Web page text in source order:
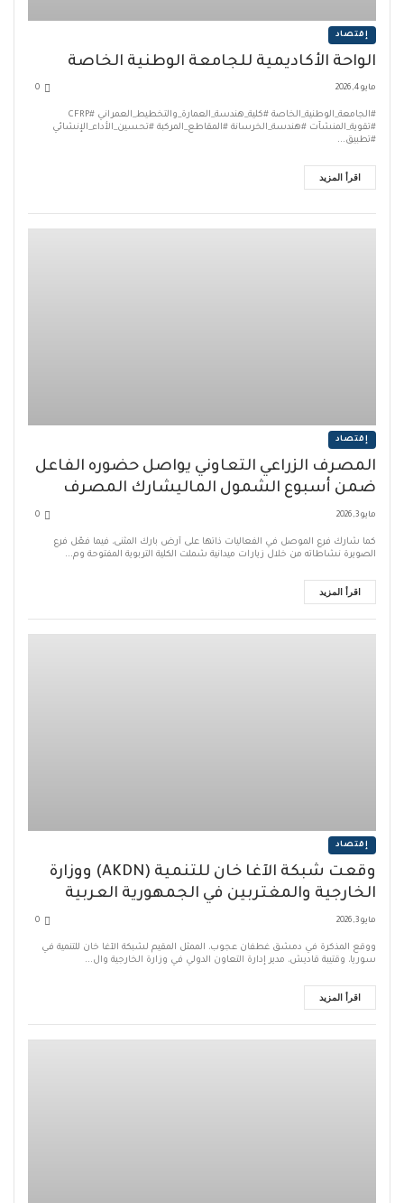
إقتصاد
الواحة الأكاديمية للجامعة الوطنية الخاصة
مايو 4, 2026 0
#الجامعة_الوطنية_الخاصة #كلية_هندسة_العمارة_والتخطيط_العمراني #CFRP
#تقوية_المنشآت #هندسة_الخرسانة #المقاطع_المركبة #تحسين_الأداء_الإنشائي
#تطبيق...
اقرأ المزيد
إقتصاد
المصرف الزراعي التعاوني يواصل حضوره الفاعل
ضمن أسبوع الشمول الماليشارك المصرف
الزراعي التعاوني
مايو 3, 2026 0
كما شارك فرع الموصل في الفعاليات ذاتها على أرض بارك المثنى، فيما فعّل فرع
الصويرة نشاطاته من خلال زيارات ميدانية شملت الكلية التربوية المفتوحة وم...
اقرأ المزيد
إقتصاد
وقّعت شبكة الآغا خان للتنمية (AKDN) ووزارة
الخارجية والمغتربين في الجمهورية العربية
السورية
مايو 3, 2026 0
ووقّع المذكرةَ في دمشق غطفان عجوب، الممثّل المقيم لشبكة الآغا خان للتنمية في
سوريا، وقتيبة قاديش، مدير إدارة التعاون الدولي في وزارة الخارجية وال...
اقرأ المزيد